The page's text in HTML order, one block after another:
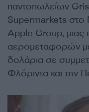
παντοπωλείων
Supermarkets στο
Apple Group, μιας
αερομεταφορών
δολάρια σε
Φλόριντα και την